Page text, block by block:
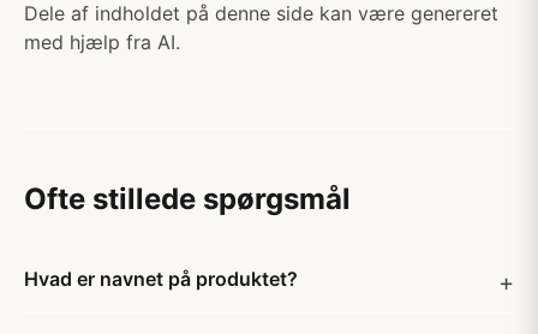
Dele af indholdet på denne side kan være genereret
med hjælp fra AI.
Ofte stillede spørgsmål
Hvad er navnet på produktet?